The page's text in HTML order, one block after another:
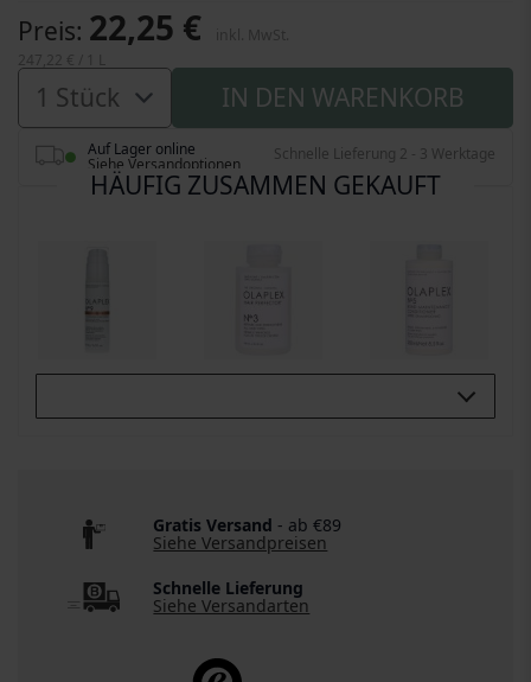
Preis 22,25 €
IN DEN WARENKORB
Auf Lager online
Siehe Versandoptionen
Schnelle Lieferung 2 - 3 Werktage
HÄUFIG ZUSAMMEN GEKAUFT
Gratis Versand - ab €89
Siehe Versandpreisen
Schnelle Lieferung
Siehe Versandarten